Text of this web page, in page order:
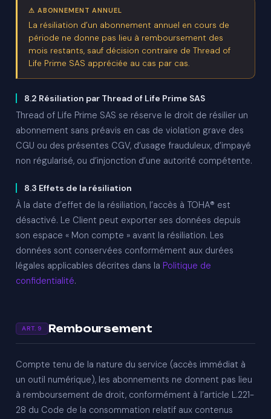
⚠ ABONNEMENT ANNUEL
La résiliation d’un abonnement annuel en cours de
période ne donne pas lieu à remboursement des
mois restants, sauf décision contraire de Thread of
Life Prime SAS appréciée au cas par cas.
8.2 Résiliation par Thread of Life Prime SAS
Thread of Life Prime SAS se réserve le droit de résilier un
abonnement sans préavis en cas de violation grave des
CGU ou des présentes CGV, d’usage frauduleux, d’impayé
non régularisé, ou d’injonction d’une autorité compétente.
8.3 Effets de la résiliation
À la date d’effet de la résiliation, l’accès à TOHA® est
désactivé. Le Client peut exporter ses données depuis
son espace « Mon compte » avant la résiliation. Les
données sont conservées conformément aux durées
légales applicables décrites dans la Politique de
confidentialité.
ART. 9 Remboursement
Compte tenu de la nature du service (accès immédiat à
un outil numérique), les abonnements ne donnent pas lieu
à remboursement de droit, conformément à l’article L.221-
28 du Code de la consommation relatif aux contenus